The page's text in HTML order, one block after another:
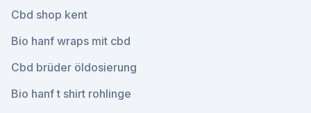
Cbd shop kent
Bio hanf wraps mit cbd
Cbd brüder öldosierung
Bio hanf t shirt rohlinge